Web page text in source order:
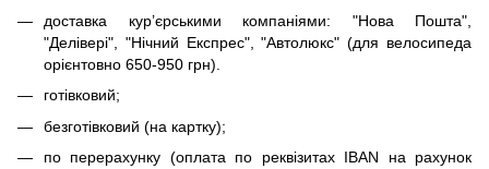
доставка кур’єрськими компаніями: "Нова Пошта",
"Делівері", "Нічний Експрес", "Автолюкс" (для велосипеда
орієнтовно 650-950 грн).
готівковий;
безготівковий (на картку);
по перерахунку (оплата по реквізитах IBAN на рахунок